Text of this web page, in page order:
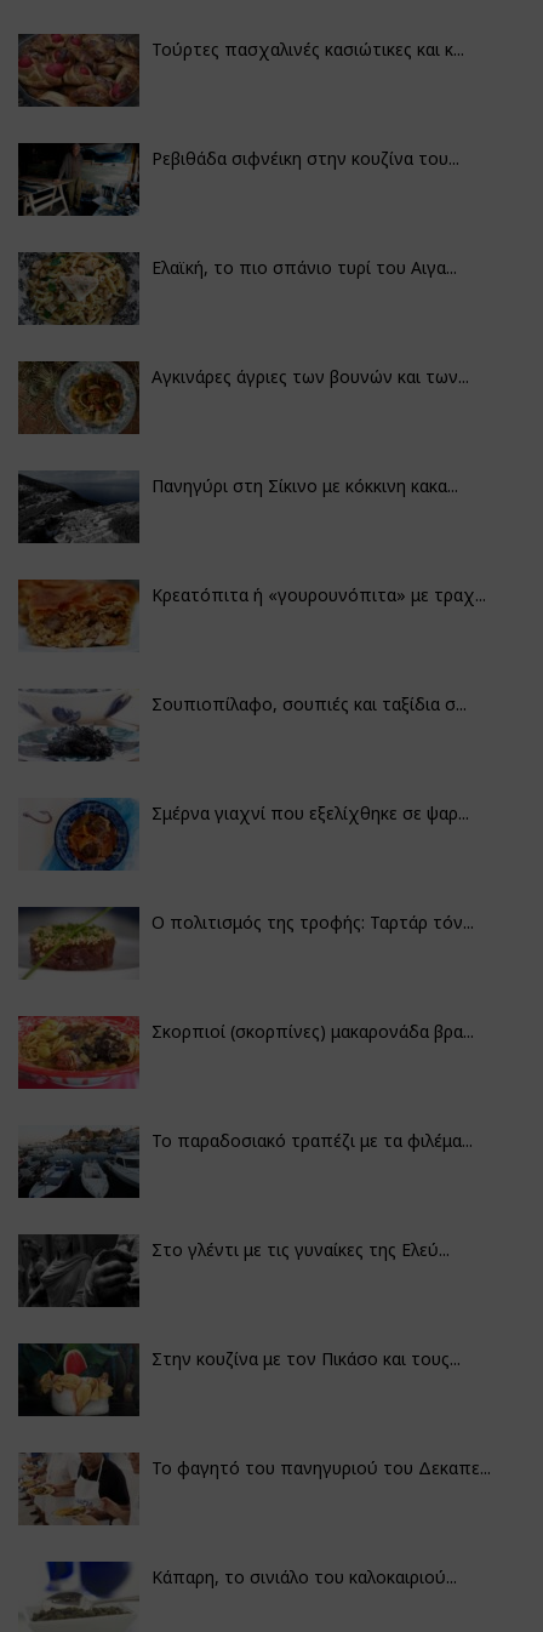
Τούρτες πασχαλινές κασιώτικες και κ...
Ρεβιθάδα σιφνέικη στην κουζίνα του...
Ελαϊκή, το πιο σπάνιο τυρί του Αιγα...
Αγκινάρες άγριες των βουνών και των...
Πανηγύρι στη Σίκινο με κόκκινη κακα...
Κρεατόπιτα ή «γουρουνόπιτα» με τραχ...
Σουπιοπίλαφο, σουπιές και ταξίδια σ...
Σμέρνα γιαχνί που εξελίχθηκε σε ψαρ...
Ο πολιτισμός της τροφής: Ταρτάρ τόν...
Σκορπιοί (σκορπίνες) μακαρονάδα βρα...
Το παραδοσιακό τραπέζι με τα φιλέμα...
Στο γλέντι με τις γυναίκες της Ελεύ...
Στην κουζίνα με τον Πικάσο και τους...
Το φαγητό του πανηγυριού του Δεκαπε...
Κάπαρη, το σινιάλο του καλοκαιριού...